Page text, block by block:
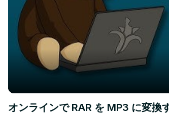
オンラインで RAR を MP3 に変換